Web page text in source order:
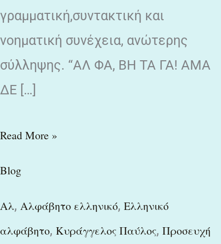
γραμματική,συντακτική και
νοηματική συνέχεια, ανώτερης
σύλληψης. “ΑΛ ΦΑ, ΒΗ ΤΑ ΓΑ! ΑΜΑ
ΔΕ […]
Read More »
Blog
Αλ, Αλφάβητο ελληνικό, Ελληνικό
αλφάβητο, Κυράγγελος Παύλος, Προσευχή